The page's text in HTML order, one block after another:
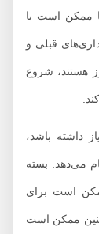
است با
قبلی و
شروع
باشد،
بسته
است برای
ممکن است